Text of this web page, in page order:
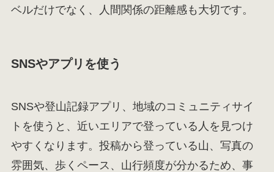
ベルだけでなく、人間関係の距離感も大切です。
SNSやアプリを使う
SNSや登山記録アプリ、地域のコミュニティサイ
トを使うと、近いエリアで登っている人を見つけ
やすくなります。投稿から登っている山、写真の
雰囲気、歩くペース、山行頻度が分かるため、事